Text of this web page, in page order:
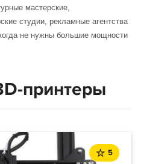
мастерские,
студии, рекламные агентства
не нужны большие мощности
принтеры
5